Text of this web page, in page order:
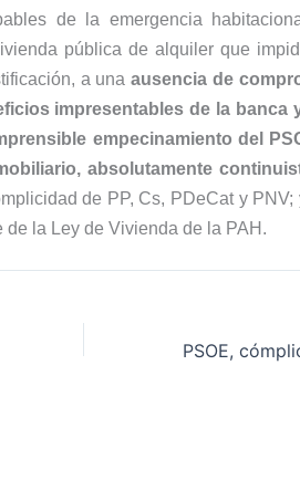
de la emergencia
pública de alquiler que
a unaausencia de
impresentables de la banca
empecinamiento del
absolutamente
de PP, Cs, PDeCat y
la Ley de Vivienda de la PAH.